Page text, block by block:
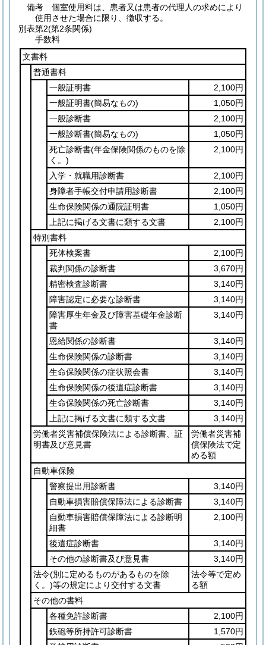
備考 個室使用料は、患者又は患者の代理人の求めにより
使用させた場合に限り、徴収する。
別表第2(第2条関係)
手数料
文書料
普通書料
一般証明書
2,100円
一般証明書(簡易なもの)
1,050円
一般診断書
2,100円
一般診断書(簡易なもの)
1,050円
死亡診断書(年金保険関係のものを除
く。)
2,100円
入学・就職用診断書
2,100円
身障者手帳交付申請用診断書
2,100円
生命保険関係の通院証明書
1,050円
上記に掲げる文書に類する文書
2,100円
特別書料
死体検案書
2,100円
裁判関係の診断書
3,670円
精密検査診断書
3,140円
障害認定に必要な診断書
3,140円
障害厚生年金及び障害基礎年金診断
書
3,140円
恩給関係の診断書
3,140円
生命保険関係の診断書
3,140円
生命保険関係の症状照会書
3,140円
生命保険関係の後遺症診断書
3,140円
生命保険関係の死亡診断書
3,140円
上記に掲げる文書に類する文書
3,140円
労働者災害補償保険法による診断書、証
明書及び意見書
労働者災害補
償保険法で定
める額
自動車保険
警察提出用診断書
3,140円
自動車損害賠償保障法による診断書
3,140円
自動車損害賠償保障法による診断明
細書
2,100円
後遺症診断書
3,140円
その他の診断書及び意見書
3,140円
法令(別に定めるものがあるものを除
く。)等の規定により交付する文書
法令等で定め
る額
その他の書料
各種免許診断書
2,100円
鉄砲等所持許可診断書
1,570円